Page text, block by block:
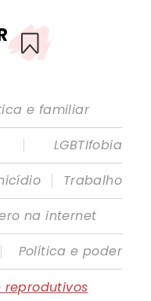
e familiar
|
LGBTIfobia
|
Trabalho
na internet
|
Política e poder
reprodutivos